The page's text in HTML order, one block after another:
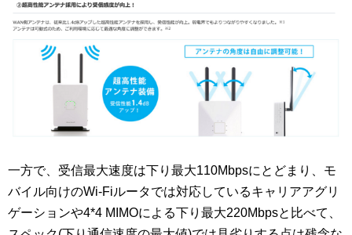
一方で、受信最大速度は下り最大110Mbpsにとどまり、モ
バイル向けのWi-Fiルータでは対応しているキャリアアグリ
ゲーションや4*4 MIMOによる下り最大220Mbpsと比べて、